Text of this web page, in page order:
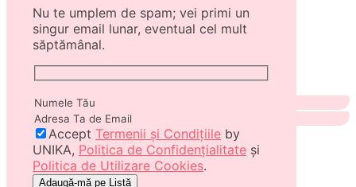
Nu te umplem de spam; vei primi un
singur email lunar, eventual cel mult
săptămânal.
Accept Termenii și Condițiile by
UNIKA, Politica de Confidențialitate și
Politica de Utilizare Cookies.